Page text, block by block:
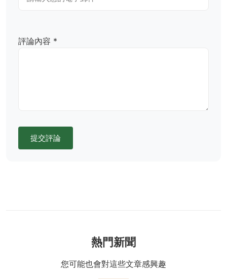
評論內容 *
提交評論
熱門新聞
您可能也會對這些文章感興趣